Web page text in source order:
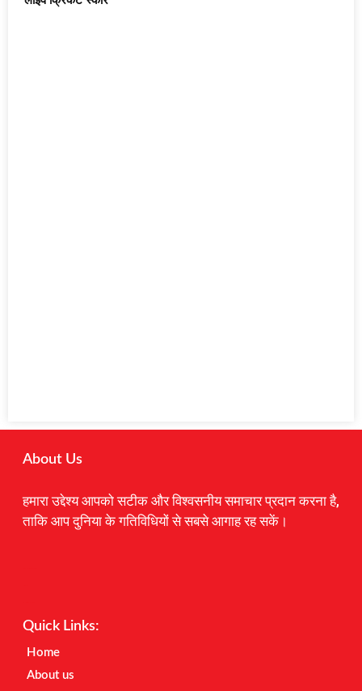
About Us
हमारा उद्देश्य आपको सटीक और विश्वसनीय समाचार प्रदान करना है,
ताकि आप दुनिया के गतिविधियों से सबसे आगाह रह सकें।
Quick Links:
Home
About us